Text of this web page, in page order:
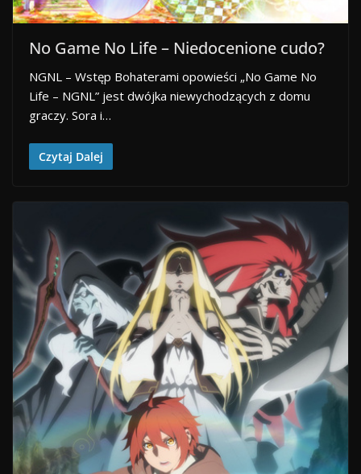
No Game No Life – Niedocenione cudo?
NGNL – Wstęp Bohaterami opowieści „No Game No
Life – NGNL” jest dwójka niewychodzących z domu
graczy. Sora i…
Czytaj Dalej